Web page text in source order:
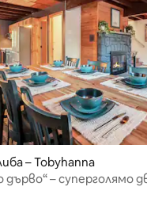
– Tobyhanna
– суперголямо